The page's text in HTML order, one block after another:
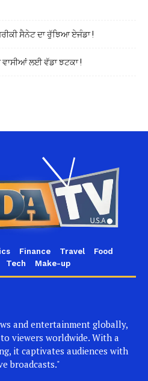
ਸੈਨੇਟ ਦਾ ਰੁੱਝਿਆ ਏਜੰਡਾ !
ਲਈ ਵੱਡਾ ਝਟਕਾ !
Finance Travel
Food
Tech Make-up
and entertainment globally,
viewers worldwide. With a
it captivates audiences with
broadcasts."